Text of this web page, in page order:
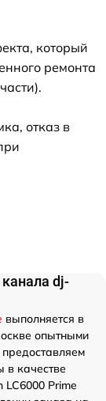
который
ремонта
отказ в
dj-
выполняется в
опытными
качестве
Prime